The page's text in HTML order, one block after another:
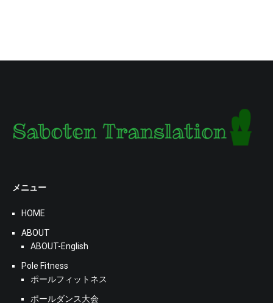
メニュー
HOME
ABOUT
ABOUT-English
Pole Fitness
ポールフィットネス
ポールダンス大会